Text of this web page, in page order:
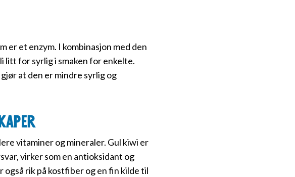
er et enzym. I kombinasjon med den
litt for syrlig i smaken for enkelte.
at den er mindre syrlig og
vitaminer og mineraler. Gul kiwi er
virker som en antioksidant og
rik på kostfiber og en fin kilde til